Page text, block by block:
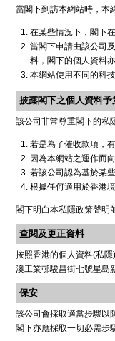
當閣下到訪本網站時，本
在某些情況下，閣下
當閣下申請由該公司
料，閣下的個人資料
本網站使用不同的科
披露閣下之個人資料予
該公司非常尊重閣下的私
若是為了催收款項，
因為本網站之運作而
若該公司認為基於某
根據任何適用於香港
閣下明白本私隱政策聲明
查閱及更正資料
按照香港的個人資料(私
澳工業邨駿昌街七號星島
保安
該公司會採取適當步驟以
閣下亦應採取一切必需步